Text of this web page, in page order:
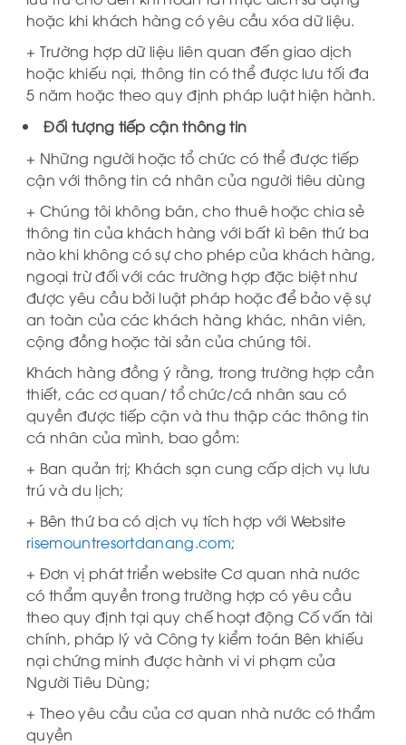
hoặc khi khách hàng có yêu cầu xóa dữ liệu.
+ Trường hợp dữ liệu liên quan đến giao dịch
hoặc khiếu nại, thông tin có thể được lưu tối đa
5 năm hoặc theo quy định pháp luật hiện hành.
Đối tượng tiếp cận thông tin
+ Những người hoặc tổ chức có thể được tiếp
cận với thông tin cá nhân của người tiêu dùng
+ Chúng tôi không bán, cho thuê hoặc chia sẻ
thông tin của khách hàng với bất kì bên thứ ba
nào khi không có sự cho phép của khách hàng,
ngoại trừ đối với các trường hợp đặc biệt như
được yêu cầu bởi luật pháp hoặc để bảo vệ sự
an toàn của các khách hàng khác, nhân viên,
cộng đồng hoặc tài sản của chúng tôi.
Khách hàng đồng ý rằng, trong trường hợp cần
thiết, các cơ quan/ tổ chức/cá nhân sau có
quyền được tiếp cận và thu thập các thông tin
cá nhân của mình, bao gồm:
+ Ban quản trị; Khách sạn cung cấp dịch vụ lưu
trú và du lịch;
+ Bên thứ ba có dịch vụ tích hợp với Website
risemountresortdanang.com;
+ Đơn vị phát triển website Cơ quan nhà nước
có thẩm quyền trong trường hợp có yêu cầu
theo quy định tại quy chế hoạt động Cố vấn tài
chính, pháp lý và Công ty kiểm toán Bên khiếu
nại chứng minh được hành vi vi phạm của
Người Tiêu Dùng;
+ Theo yêu cầu của cơ quan nhà nước có thẩm
quyền